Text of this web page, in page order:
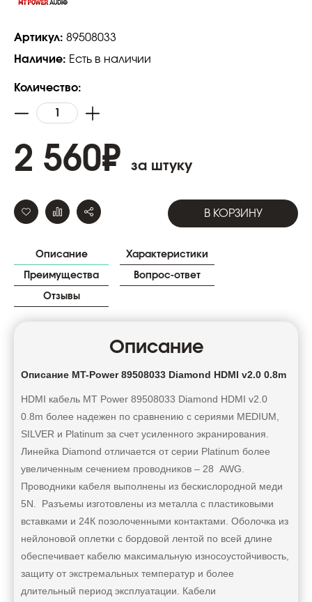
Артикул: 89508033
Наличие: Есть в наличии
Количество:
2 560₽ за штуку
В КОРЗИНУ
Описание Характеристики
Преимущества Вопрос-ответ
Отзывы
Описание
Описание MT-Power 89508033 Diamond HDMI v2.0 0.8m
HDMI кабель MT Power 89508033 Diamond HDMI v2.0
0.8m более надежен по сравнению с сериями MEDIUM,
SILVER и Platinum за счет усиленного экранирования.
Линейка Diamond отличается от серии Platinum более
увеличенным сечением проводников – 28 AWG.
Проводники кабеля выполнены из бескислородной меди
5N. Разъемы изготовлены из металла с пластиковыми
вставками и 24К позолоченными контактами. Оболочка из
нейлоновой оплетки с бордовой лентой по всей длине
обеспечивает кабелю максимальную износоустойчивость,
защиту от экстремальных температур и более
длительный период эксплуатации. Кабели